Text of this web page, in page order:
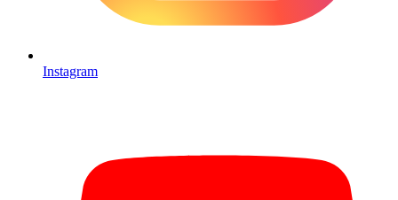
Instagram